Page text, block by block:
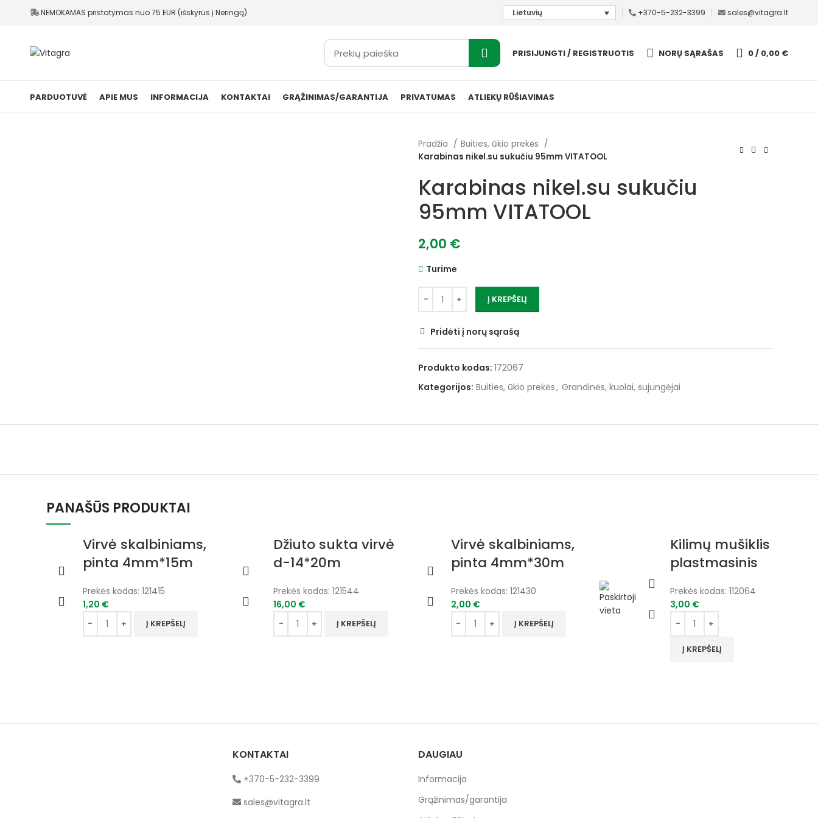
NEMOKAMAS pristatymas nuo 75 EUR (išskyrus į Neringą) Lietuvių +370-5-232-3399 sales@vitagra.lt
PRISIJUNGTI / REGISTRUOTIS NORŲ SĄRAŠAS 0/ 0,00 €
PARDUOTUVĖ APIE MUS INFORMACIJA KONTAKTAI GRĄŽINIMAS/GARANTIJA PRIVATUMAS ATLIEKŲ RŪŠIAVIMAS
Pradžia
Buities, ūkio prekės
Karabinas nikel.su sukučiu 95mm VITATOOL
Karabinas nikel.su sukučiu
95mm VITATOOL
2,00 €
Turime
Į KREPŠELĮ
Pridėti į norų sąrašą
Produkto kodas: 172067
Kategorijos: Buities, ūkio prekės, Grandinės, kuolai, sujungėjai
PANAŠŪS PRODUKTAI
Virvė skalbiniams,
pinta 4mm*15m
Prekės kodas: 121415
1,20 €
Į KREPŠELĮ
Džiuto sukta virvė
d-14*20m
Prekės kodas:121544
16,00 €
Į KREPŠELĮ
Virvė skalbiniams,
pinta 4mm*30m
Prekės kodas: 121430
2,00 €
Į KREPŠELĮ
Kilimų mušiklis
plastmasinis
Prekės kodas:112064
3,00 €
Į KREPŠELĮ
KONTAKTAI
+370-5-232-3399
sales@vitagra.lt
DAUGIAU
Informacija
Grąžinimas/garantija